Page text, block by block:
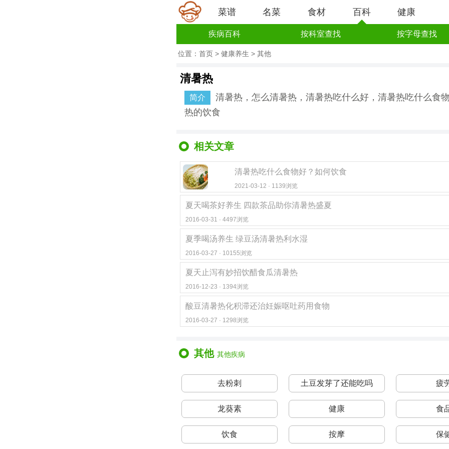
菜谱 名菜 食材 百科 健康
疾病百科 按科室查找 按字母查找
位置： 首页 > 健康养生 > 其他
清暑热
简介
清暑热，怎么清暑热，清暑热吃什么好，清暑热吃什么食
热的饮食
相关文章
清暑热吃什么食物好？如何饮食
2021-03-12 · 1139浏览
夏天喝茶好养生 四款茶品助你清暑热盛夏
2016-03-31 · 4497浏览
夏季喝汤养生 绿豆汤清暑热利水湿
2016-03-27 · 10155浏览
夏天止泻有妙招饮醋食瓜清暑热
2016-12-23 · 1394浏览
酸豆清暑热化积滞还治妊娠呕吐药用食物
2016-03-27 · 1298浏览
其他 其他疾病
去粉刺 土豆发芽了还能吃吗 疲
龙葵素 健康 食
饮食 按摩 保